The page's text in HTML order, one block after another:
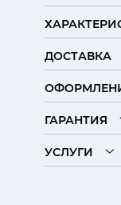
ДОСТАВКА
ГАРАНТИЯ
УСЛУГИ